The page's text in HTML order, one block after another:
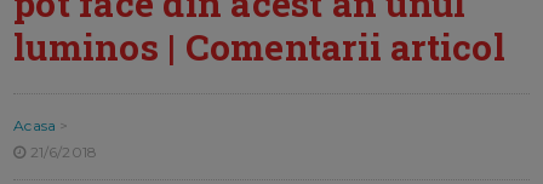
luminos | Comentarii articol
Acasa >
21/6/2018